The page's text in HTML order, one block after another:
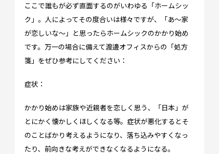
How long?
期間で選ぶ留学
ここで誰もが必ず直面するのがいわゆる「ホームシッ
ク」。人によってその度合いは様々ですが、「あ～家
が恋しいな～」と思ったらホームシックのかかり始め
です。万一の場合に備えて渡邊オフィスからの「処方
箋」をぜひ参考にしてください：
症状：
かかり始めは家族や近親者を恋しく思う、「日本」が
とにかく懐かしくほしくなる等。症状が悪化するとそ
のことばかり考えるようになり、落ち込みやすくなっ
たり、前向きな考えができなくなるようになる。